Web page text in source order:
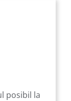
posibil la